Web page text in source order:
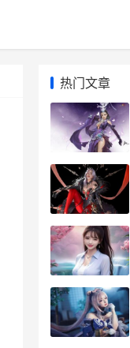
热门文章